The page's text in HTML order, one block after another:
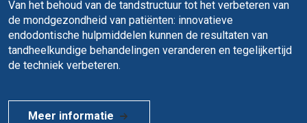
Van het behoud van de tandstructuur tot het verbeteren van
de mondgezondheid van patiënten: innovatieve
endodontische hulpmiddelen kunnen de resultaten van
tandheelkundige behandelingen veranderen en tegelijkertijd
de techniek verbeteren.
Meer informatie